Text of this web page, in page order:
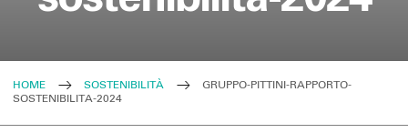
HOME SOSTENIBILITÀ
GRUPPO-PITTINI-RAPPORTO-
SOSTENIBILITA-2024